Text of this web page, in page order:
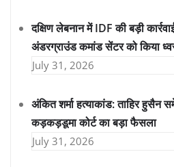
दक्षिण लेबनान में IDF की बड़ी
अंडरग्राउंड कमांड सेंटर को किया
July 31, 2026
अंकित शर्मा हत्याकांड: ताहिर हुसैन
कड़कड़डूमा कोर्ट का बड़ा फैसला
July 31, 2026